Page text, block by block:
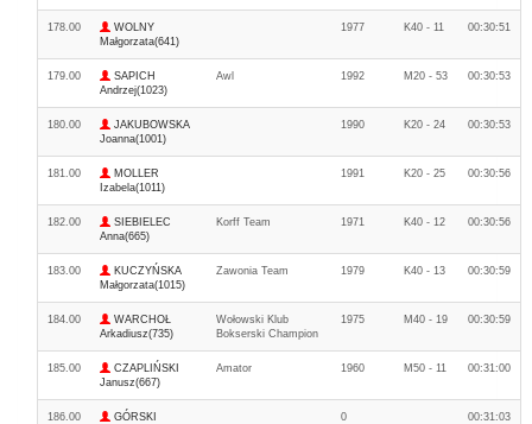
178.00
WOLNY
Małgorzata(641)
1977 K40 - 11 00:30:51
179.00
SAPICH
Andrzej(1023)
Awl 1992 M20 - 53 00:30:53
180.00
JAKUBOWSKA
Joanna(1001)
1990 K20 - 24 00:30:53
181.00
MOLLER
Izabela(1011)
1991 K20 - 25 00:30:56
182.00
SIEBIELEC
Anna(665)
Korff Team 1971 K40 - 12 00:30:56
183.00
KUCZYŃSKA
Małgorzata(1015)
Zawonia Team 1979 K40 - 13 00:30:59
184.00
WARCHOŁ
Arkadiusz(735)
Wołowski Klub
Bokserski Champion
1975 M40 - 19 00:30:59
185.00
CZAPLIŃSKI
Janusz(667)
Amator 1960 M50 - 11 00:31:00
186.00
GÓRSKI
0 00:31:03